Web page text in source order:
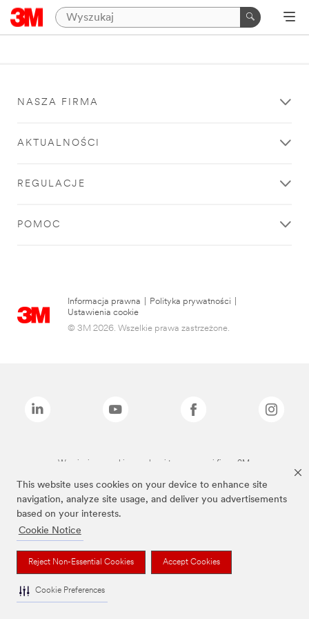
This website uses cookies on your device to enhance site
navigation, analyze site usage, and deliver you advertisements
based on your interests.
Cookie Notice
Reject Non-Essential Cookies Accept Cookies
Cookie Preferences
NASZA FIRMA
AKTUALNOŚCI
REGULACJE
POMOC
Informacja prawna Polityka prywatności
Ustawienia cookie
© 3M 2026. Wszelkie prawa zastrzeżone.
Wymienione marki są znakami towarowymi firmy 3M.